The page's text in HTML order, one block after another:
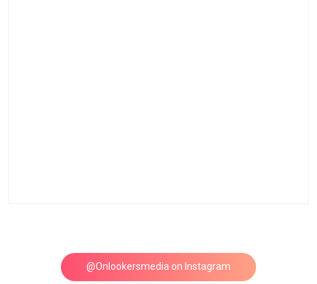
@Onlookersmedia on Instagram
Follow on Instagram